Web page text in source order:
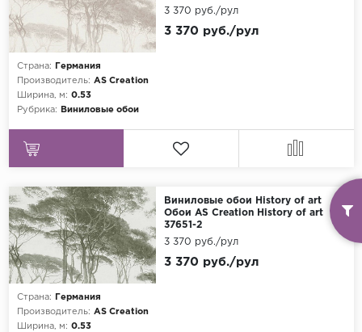
Страна:
Германия
Производитель: AS Creation
Ширина, м: 0.53
Рубрика:
Виниловые обои
3 370 руб./рул
3 370 руб./рул
Виниловые обои History of art
Обои AS Creation History of art
37651-2
Страна:
Германия
Производитель: AS Creation
Ширина, м: 0.53
3 370 руб./рул
3 370 руб./рул